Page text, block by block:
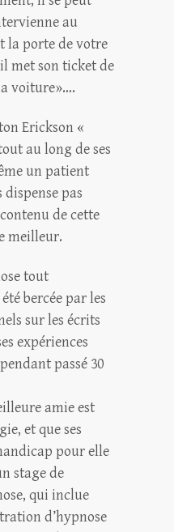
au
la porte de votre
met son ticket de
voiture»….
Erickson «
au long de ses
un patient
pas
de cette
meilleur.
tout
bercée par les
sur les écrits
expériences
passé 30
amie est
et que ses
pour elle
stage de
qui inclue
d’hypnose